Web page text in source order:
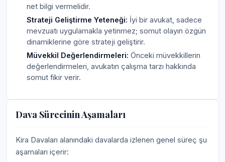
net bilgi vermelidir.
Strateji Geliştirme Yeteneği: İyi bir avukat, sadece
mevzuatı uygulamakla yetinmez; somut olayın özgün
dinamiklerine göre strateji geliştirir.
Müvekkil Değerlendirmeleri: Önceki müvekkillerin
değerlendirmeleri, avukatın çalışma tarzı hakkında
somut fikir verir.
Dava Sürecinin Aşamaları
Kira Davaları alanındaki davalarda izlenen genel süreç şu
aşamaları içerir: